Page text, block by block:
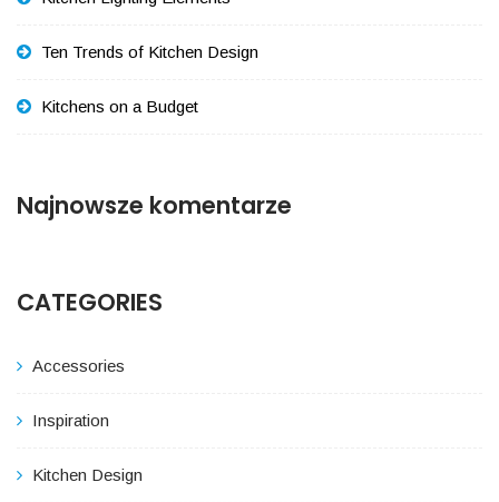
Ten Trends of Kitchen Design
Kitchens on a Budget
Najnowsze komentarze
CATEGORIES
Accessories
Inspiration
Kitchen Design